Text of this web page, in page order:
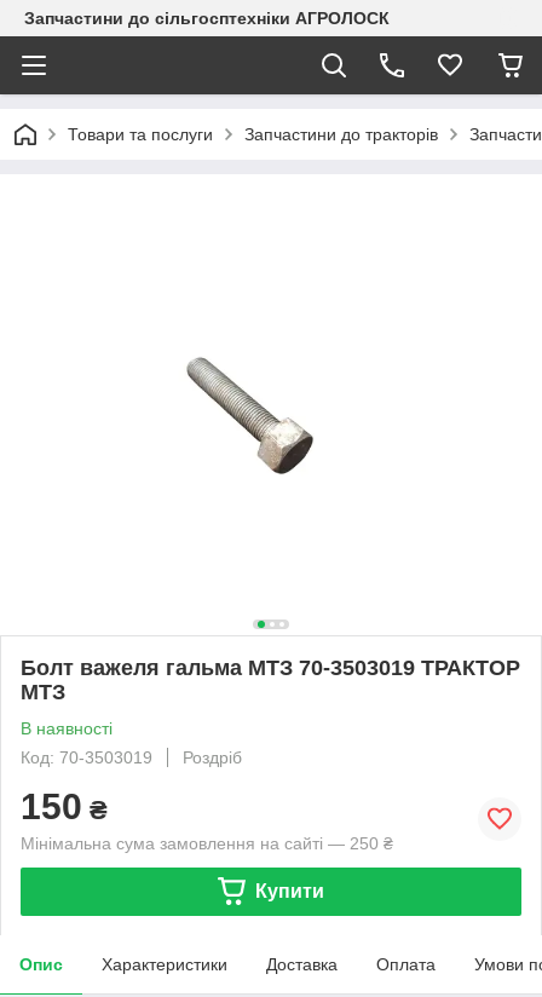
Запчастини до сільгосптехніки АГРОЛОСК
Товари та послуги Запчастини до тракторів
Болт важеля гальма МТЗ 70-3503019 ТРАКТОР
МТЗ
В наявності
Код: 70-3503019
Роздріб
150 ₴
Мінімальна сума замовлення на сайті — 250 ₴
Купити
Опис Характеристики Доставка Оплата Умови